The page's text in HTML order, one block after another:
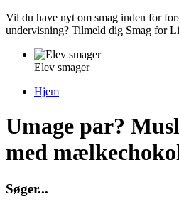
Vil du have nyt om smag inden for
undervisning? Tilmeld dig Smag for
Elev smager
Hjem
Umage par?
med
Søger...